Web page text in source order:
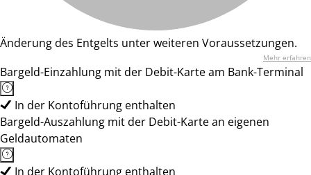
Änderung des Entgelts unter weiteren Voraussetzungen.
Mehr erfahren
Bargeld-Einzahlung mit der Debit-Karte am Bank-Terminal
In der Kontoführung enthalten
Bargeld-Auszahlung mit der Debit-Karte an eigenen
Geldautomaten
In der Kontoführung enthalten